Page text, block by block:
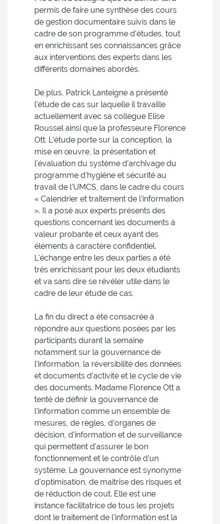
permis de faire une synthèse des cours
de gestion documentaire suivis dans le
cadre de son programme d'études, tout
en enrichissant ses connaissances grâce
aux interventions des experts dans les
différents domaines abordés.
De plus, Patrick Lanteigne a présenté
l’étude de cas sur laquelle il travaille
actuellement avec sa collègue Elise
Roussel ainsi que la professeure Florence
Ott. L’étude porte sur la conception, la
mise en œuvre, la présentation et
l'évaluation du système d'archivage du
programme d'hygiène et sécurité au
travail de l'UMCS, dans le cadre du cours
« Calendrier et traitement de l'information
». Il a posé aux experts présents des
questions concernant les documents à
valeur probante et ceux ayant des
éléments à caractère confidentiel.
L'échange entre les deux parties a été
très enrichissant pour les deux étudiants
et va sans dire se révéler utile dans le
cadre de leur étude de cas.
La fin du direct a été consacrée à
répondre aux questions posées par les
participants durant la semaine
notamment sur la gouvernance de
l’information, la réversibilité des données
et documents d’activité et le cycle de vie
des documents. Madame Florence Ott a
tenté de définir la gouvernance de
l’information comme un ensemble de
mesures, de règles, d’organes de
décision, d’information et de surveillance
qui permettent d’assurer le bon
fonctionnement et le contrôle d’un
système. La gouvernance est synonyme
d’optimisation, de maitrise des risques et
de réduction de cout. Elle est une
instance facilitatrice de tous les projets
dont le traitement de l’information est la